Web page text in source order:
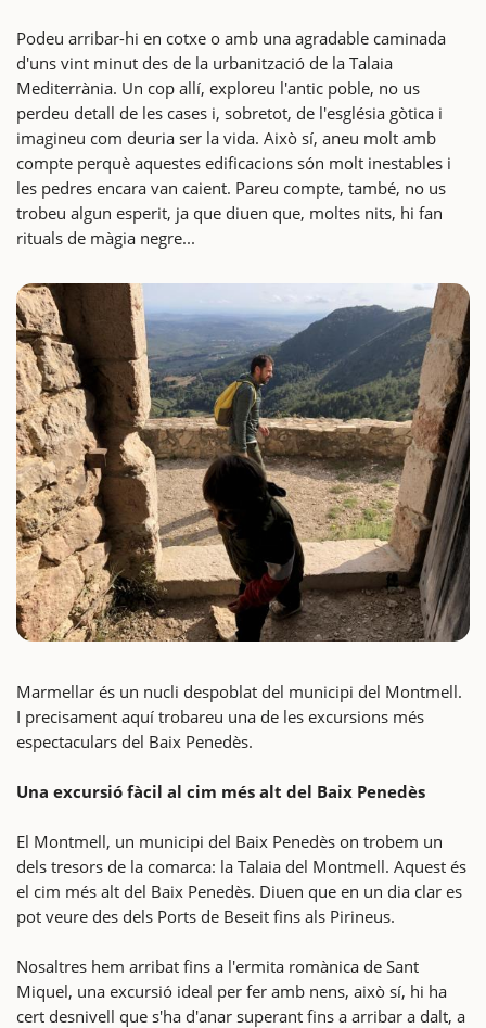
Podeu arribar-hi en cotxe o amb una agradable caminada
d'uns vint minut des de la urbanització de la Talaia
Mediterrània. Un cop allí, exploreu l'antic poble, no us
perdeu detall de les cases i, sobretot, de l'església gòtica i
imagineu com deuria ser la vida. Això sí, aneu molt amb
compte perquè aquestes edificacions són molt inestables i
les pedres encara van caient. Pareu compte, també, no us
trobeu algun esperit, ja que diuen que, moltes nits, hi fan
rituals de màgia negre...
Marmellar és un nucli despoblat del municipi del Montmell.
I precisament aquí trobareu una de les excursions més
espectaculars del Baix Penedès.
Una excursió fàcil al cim més alt del Baix Penedès
El Montmell, un municipi del Baix Penedès on trobem un
dels tresors de la comarca: la Talaia del Montmell. Aquest és
el cim més alt del Baix Penedès. Diuen que en un dia clar es
pot veure des dels Ports de Beseit fins als Pirineus.
Nosaltres hem arribat fins a l'ermita romànica de Sant
Miquel, una excursió ideal per fer amb nens, això sí, hi ha
cert desnivell que s'ha d'anar superant fins a arribar a dalt, a